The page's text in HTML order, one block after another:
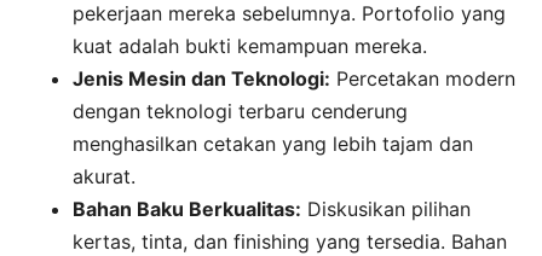
pekerjaan mereka sebelumnya. Portofolio yang
kuat adalah bukti kemampuan mereka.
Jenis Mesin dan Teknologi: Percetakan modern
dengan teknologi terbaru cenderung
menghasilkan cetakan yang lebih tajam dan
akurat.
Bahan Baku Berkualitas: Diskusikan pilihan
kertas, tinta, dan finishing yang tersedia. Bahan